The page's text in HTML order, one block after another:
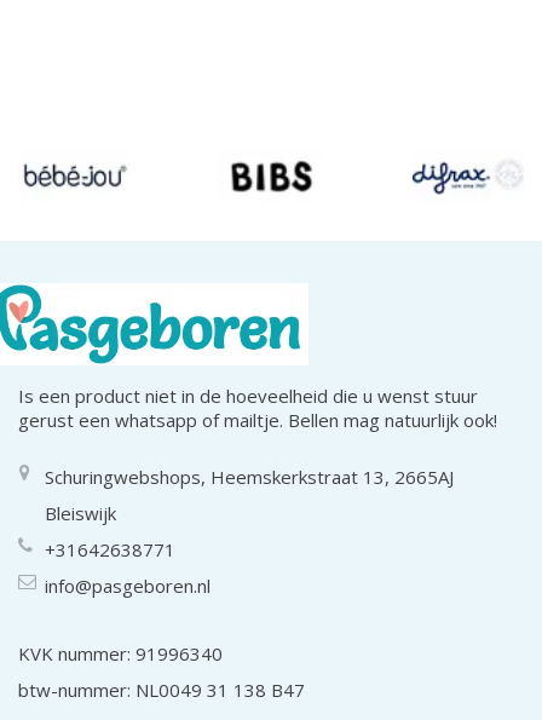
Is een product niet in de hoeveelheid die u wenst stuur
gerust een whatsapp of mailtje. Bellen mag natuurlijk ook!
Schuringwebshops, Heemskerkstraat 13, 2665AJ
Bleiswijk
+31642638771
info@pasgeboren.nl
KVK nummer: 91996340
btw-nummer: NL0049 31 138 B47